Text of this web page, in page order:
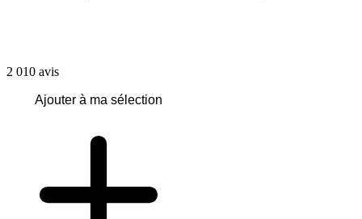
2 010 avis
Ajouter à ma sélection